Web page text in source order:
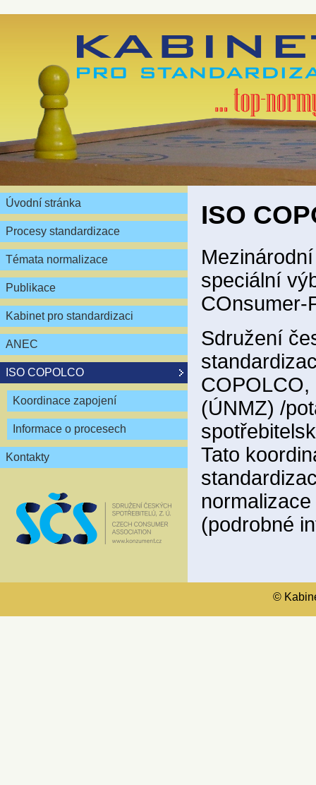
Úvodní stránka
Procesy standardizace
Témata normalizace
Publikace
Kabinet pro standardizaci
ANEC
ISO COPOLCO
Koordinace zapojení
Informace o procesech
Kontakty
ISO
speciální
COnsumer-
Sdružení
(ÚNMZ) /
Tato
(podrobné
©